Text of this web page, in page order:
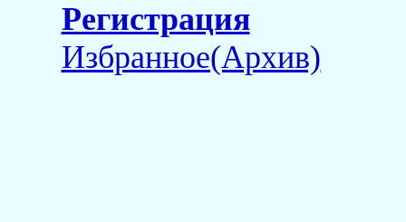
Регистрация
Избранное(Архив)